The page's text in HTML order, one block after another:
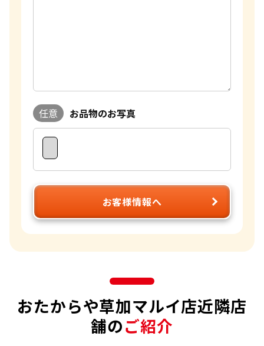
ができるように心がけております。私共はお品物だけではなく
お客様一人ひとりの思いに寄り添い満足して帰っていただけ
るように丁寧な説明を致します。誠心誠意対応させていただき
ますので、是非おたからやのご利用をお待ちしております。
任意 お品物のお写真
お客様情報へ
おたからや草加マルイ店近隣店
舗のご紹介